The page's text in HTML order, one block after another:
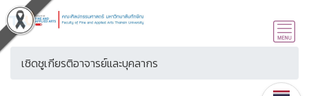
เชิดชูเกียรติอาจารย์และบุคลากร